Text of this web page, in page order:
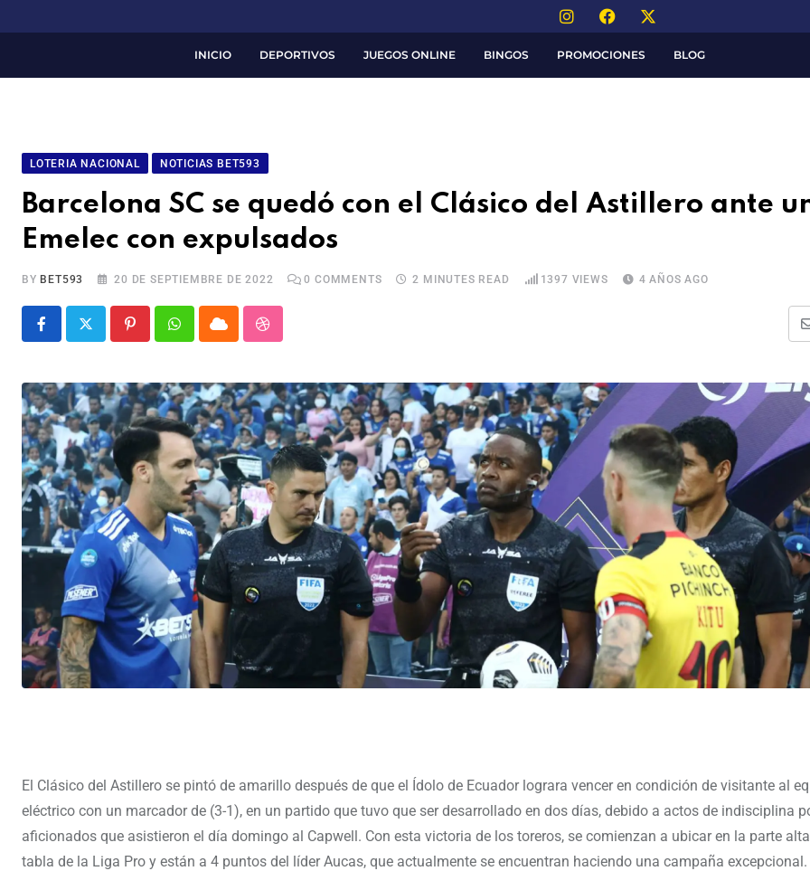
INICIO DEPORTIVOS JUEGOS ONLINE BINGOS PROMOCIONES BLOG
LOTERIA NACIONAL NOTICIAS BET593
Barcelona SC se quedó con el Clásico del Astillero ante
Emelec con expulsados
BY BET593 20 DE SEPTIEMBRE DE 2022 0 COMMENTS 2 MINUTES READ 1397 VIEWS 4 AÑOS AGO
El Clásico del Astillero se pintó de amarillo después de que el Ídolo de Ecuador lograra vencer en condición de visitante al
eléctrico con un marcador de (3-1), en un partido que tuvo que ser desarrollado en dos días, debido a actos de indisciplina
aficionados que asistieron el día domingo al Capwell. Con esta victoria de los toreros, se comienzan a ubicar en la parte
tabla de la Liga Pro y están a 4 puntos del líder Aucas, que actualmente se encuentran haciendo una campaña excepcional.